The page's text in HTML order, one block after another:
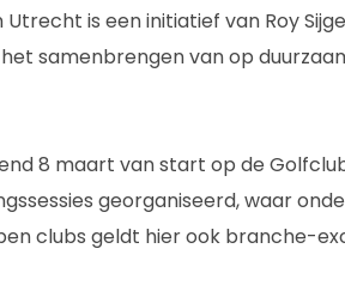
Utrecht is een initiatief van Roy
samenbrengen van op
8 maart van start op de
georganiseerd, waar
clubs geldt hier ook branche-